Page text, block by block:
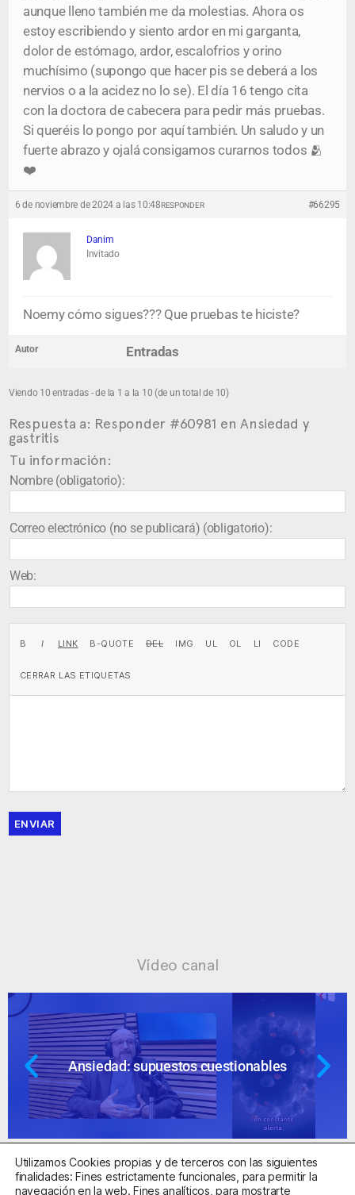
aunque lleno también me da molestias. Ahora os
estoy escribiendo y siento ardor en mi garganta,
dolor de estómago, ardor, escalofrios y orino
muchísimo (supongo que hacer pis se deberá a los
nervios o a la acidez no lo se). El día 16 tengo cita
con la doctora de cabecera para pedir más pruebas.
Si queréis lo pongo por aquí también. Un saludo y un
fuerte abrazo y ojalá consigamos curarnos todos 🫂
❤️
6 de noviembre de 2024 a las 10:48 #66295
RESPONDER
Danim
Invitado
Noemy cómo sigues??? Que pruebas te hiciste?
Autor Entradas
Viendo 10 entradas - de la 1 a la 10 (de un total de 10)
Respuesta a: Responder #60981 en Ansiedad y
gastritis
Tu información:
Nombre (obligatorio):
Correo electrónico (no se publicará) (obligatorio):
Web:
ENVIAR
Vídeo canal
Ansiedad: supuestos cuestionables
Utilizamos Cookies propias y de terceros con las siguientes
finalidades: Fines estrictamente funcionales, para permitir la
navegación en la web. Fines analíticos, para mostrarte